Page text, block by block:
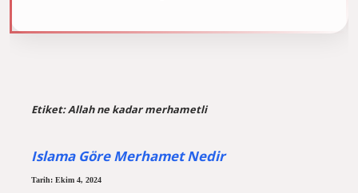
Etiket:Allah ne kadar merhametli
Islama Göre Merhamet Nedir
Tarih: Ekim 4, 2024